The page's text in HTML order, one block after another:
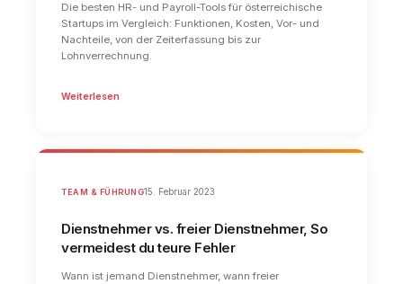
Die besten HR- und Payroll-Tools für österreichische
Startups im Vergleich: Funktionen, Kosten, Vor- und
Nachteile, von der Zeiterfassung bis zur
Lohnverrechnung.
Weiterlesen
TEAM & FÜHRUNG15. Februar 2023
Dienstnehmer vs. freier Dienstnehmer, So
vermeidest du teure Fehler
Wann ist jemand Dienstnehmer, wann freier